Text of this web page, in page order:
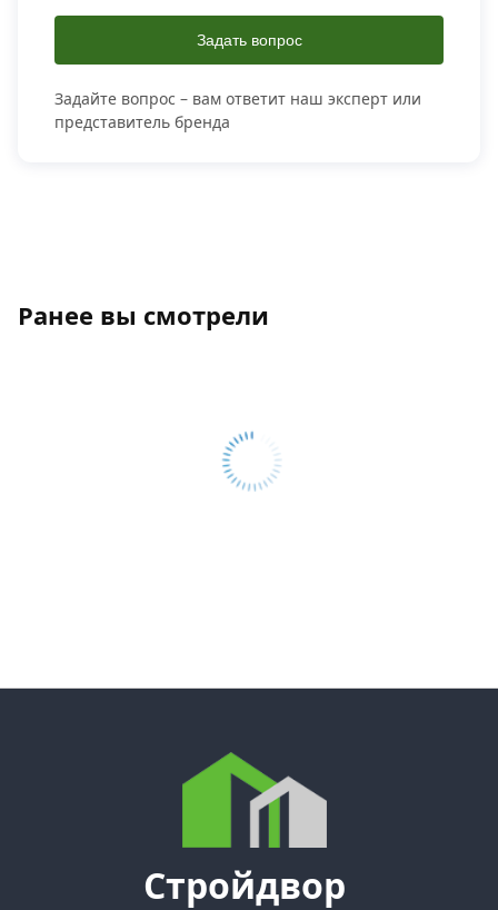
Задать вопрос
Задайте вопрос – вам ответит наш эксперт или
представитель бренда
Ранее вы смотрели
Стройдвор